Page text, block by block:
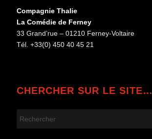
Compagnie Thalie
La Comédie de Ferney
33 Grand’rue – 01210 Ferney-Voltaire
Tél. +33(0) 450 40 45 21
CHERCHER SUR LE SITE…